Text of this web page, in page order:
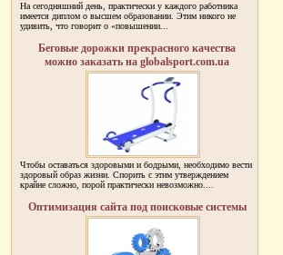
На сегодняшний день, практически у каждого работника
имеется диплом о высшем образовании. Этим никого не
удивить, что говорит о «повышении...
Беговые дорожки прекрасного качества
можно заказать на globalsport.com.ua
Чтобы оставаться здоровыми и бодрыми, необходимо вести
здоровый образ жизни. Спорить с этим утверждением
крайне сложно, порой практически невозможно....
Оптимизация сайта под поисковые системы